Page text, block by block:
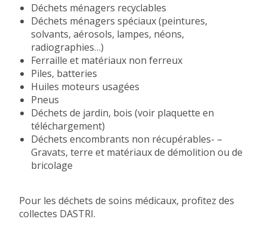
Déchets ménagers recyclables
Déchets ménagers spéciaux (peintures,
solvants, aérosols, lampes, néons,
radiographies…)
Ferraille et matériaux non ferreux
Piles, batteries
Huiles moteurs usagées
Pneus
Déchets de jardin, bois (voir plaquette en
téléchargement)
Déchets encombrants non récupérables- –
Gravats, terre et matériaux de démolition ou de
bricolage
Pour les déchets de soins médicaux, profitez des
collectes DASTRI.